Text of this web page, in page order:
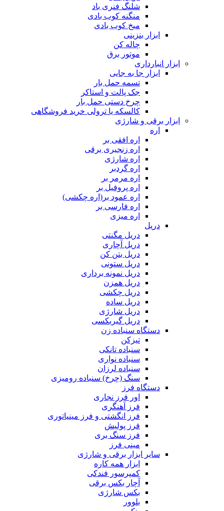
شلنگ فنری باد
منگنه کوب بادی
میخ کوب بادی
ابزار بنزینی
چاله کن
موتور برق
ابزار انبارداری
ابزار جا به جایی
تسمه حمل بار
جک پالت و استاکر
چرخ دستی حمل بار
کالسکه یا ترولی خرید فروشگاهی
ابزار برقی و شارژی
اره
اره افقی بر
اره زنجیری برقی
اره شارژی
اره گردبر
اره مرمر بر
اره پروفیل بر
اره عمود بر(اره چکشی)
اره فارسی بر
اره میزی
دریل
دریل مگنتی
دریل آچاری
دریل بتن کن
دریل ستونی
دریل نمونه برداری
دریل همزن
دریل چکشی
دریل ساده
دریل شارژی
دریل گیربکسی
دستگاه سنباده زن
تیزکن
سنباده تانکی
سنباده نواری
سنباده لرزان
سنگ (چرخ) سنباده رومیزی
دستگاه فرز
اور فرز نجاری
فرز آهنگری
فرز انگشتی و فرز مینیاتوری
فرز پولیش
فرز سنگ بری
مینی فرز
سایر ابزار برقی و شارژی
ابزار همه کاره
کمپرسور فندکی
آچار بکس برقی
بکس شارژی
بلوور